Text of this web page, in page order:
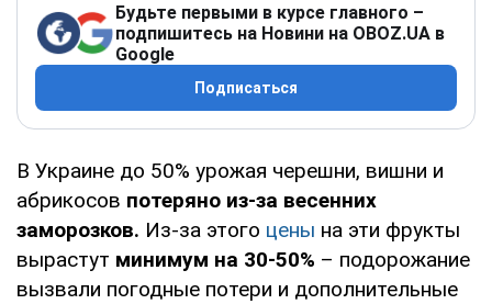
Будьте первыми в курсе главного –
подпишитесь на Новини на OBOZ.UA в
Google
Подписаться
В Украине до 50% урожая черешни, вишни и
абрикосов потеряно из-за весенних
заморозков. Из-за этого цены на эти фрукты
вырастут минимум на 30-50% – подорожание
вызвали погодные потери и дополнительные